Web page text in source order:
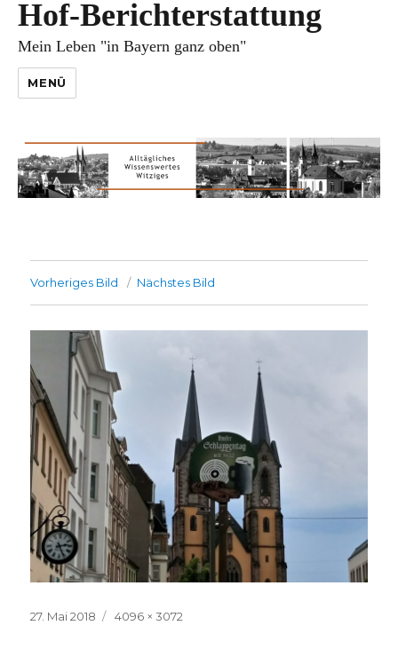
Hof-Berichterstattung
Mein Leben "in Bayern ganz oben"
MENÜ
Vorheriges Bild Nächstes Bild
Veröffentlicht
27. Mai 2018
Volle
4096 × 3072